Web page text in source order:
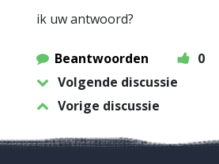
ik uw antwoord?
Beantwoorden
0
Volgende discussie
Vorige discussie